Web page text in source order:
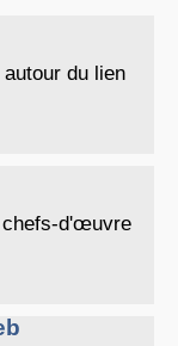
du lien
chefs-d'œuvre